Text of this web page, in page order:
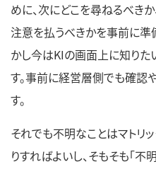
めに、次にどこを尋ねるべき
注意を払うべきかを事前に準
かし今はKIの画面上に知りた
す。事前に経営層側でも確認
す。
それでも不明なことはマトリ
りすればよいし、そもそも「